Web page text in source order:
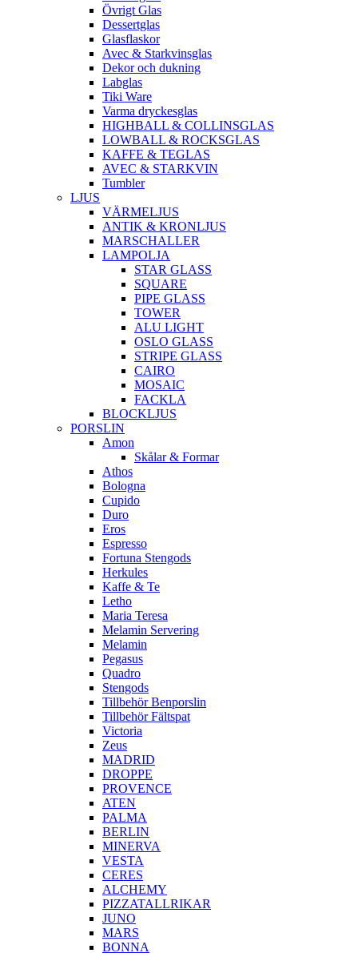
Övrigt Glas
Dessertglas
Glasflaskor
Avec & Starkvinsglas
Dekor och dukning
Labglas
Tiki Ware
Varma dryckesglas
HIGHBALL & COLLINSGLAS
LOWBALL & ROCKSGLAS
KAFFE & TEGLAS
AVEC & STARKVIN
Tumbler
LJUS
VÄRMELJUS
ANTIK & KRONLJUS
MARSCHALLER
LAMPOLJA
STAR GLASS
SQUARE
PIPE GLASS
TOWER
ALU LIGHT
OSLO GLASS
STRIPE GLASS
CAIRO
MOSAIC
FACKLA
BLOCKLJUS
PORSLIN
Amon
Skålar & Formar
Athos
Bologna
Cupido
Duro
Eros
Espresso
Fortuna Stengods
Herkules
Kaffe & Te
Letho
Maria Teresa
Melamin Servering
Melamin
Pegasus
Quadro
Stengods
Tillbehör Benporslin
Tillbehör Fältspat
Victoria
Zeus
MADRID
DROPPE
PROVENCE
ATEN
PALMA
BERLIN
MINERVA
VESTA
CERES
ALCHEMY
PIZZATALLRIKAR
JUNO
MARS
BONNA